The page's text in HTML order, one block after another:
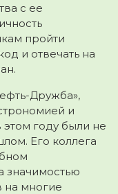
с ее
пройти
и отвечать на
Дружба»,
и
этом году были не
Его коллега
значимостью
на многие